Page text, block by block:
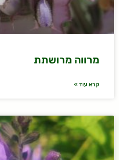
מרווה מרושתת
קרא עוד »